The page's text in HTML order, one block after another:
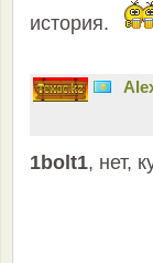
история.
1bolt1, нет,